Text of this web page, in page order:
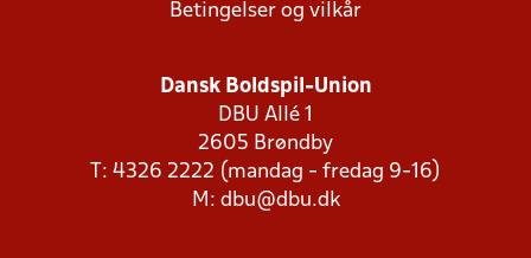
Betingelser og vilkår
Dansk Boldspil-Union
DBU Allé 1
2605 Brøndby
T: 4326 2222 (mandag - fredag 9-16)
M: dbu@dbu.dk